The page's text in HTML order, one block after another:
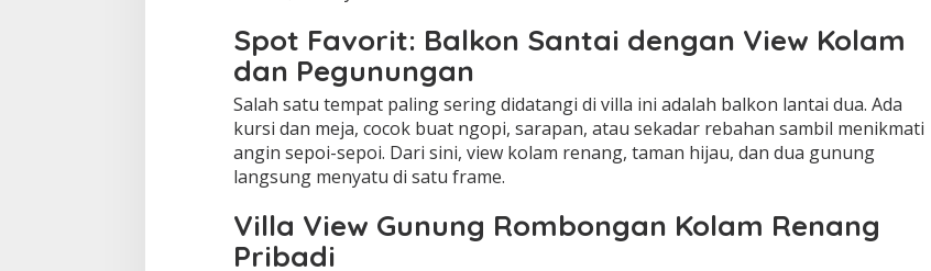
Spot Favorit: Balkon Santai dengan View Kolam
dan Pegunungan
Salah satu tempat paling sering didatangi di villa ini adalah balkon lantai dua. Ada
kursi dan meja, cocok buat ngopi, sarapan, atau sekadar rebahan sambil menikmati
angin sepoi-sepoi. Dari sini, view kolam renang, taman hijau, dan dua gunung
langsung menyatu di satu frame.
Villa View Gunung Rombongan Kolam Renang
Pribadi